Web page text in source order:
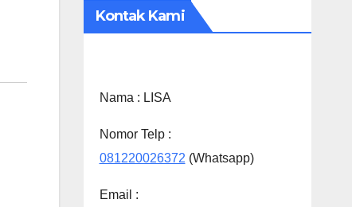
Kontak Kami
Nama : LISA
Nomor Telp :
081220026372 (Whatsapp)
Email :